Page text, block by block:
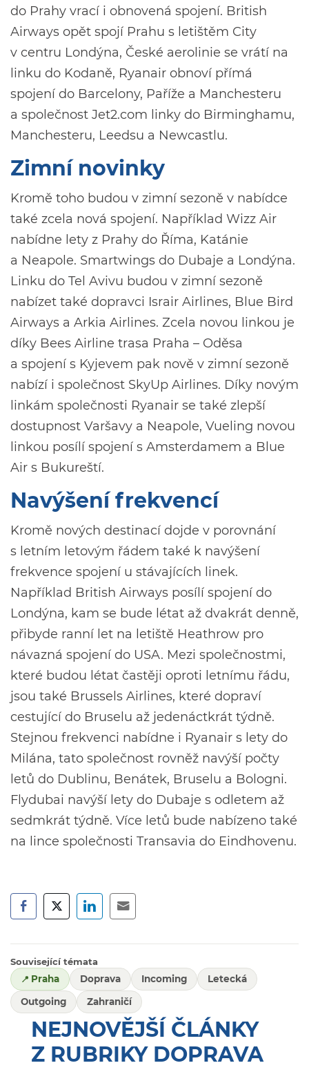
do Prahy vrací i obnovená spojení. British
Airways opět spojí Prahu s letištěm City
v centru Londýna, České aerolinie se vrátí na
linku do Kodaně, Ryanair obnoví přímá
spojení do Barcelony, Paříže a Manchesteru
a společnost Jet2.com linky do Birminghamu,
Manchesteru, Leedsu a Newcastlu.
Zimní novinky
Kromě toho budou v zimní sezoně v nabídce
také zcela nová spojení. Například Wizz Air
nabídne lety z Prahy do Říma, Katánie
a Neapole. Smartwings do Dubaje a Londýna.
Linku do Tel Avivu budou v zimní sezoně
nabízet také dopravci Israir Airlines, Blue Bird
Airways a Arkia Airlines. Zcela novou linkou je
díky Bees Airline trasa Praha – Oděsa
a spojení s Kyjevem pak nově v zimní sezoně
nabízí i společnost SkyUp Airlines. Díky novým
linkám společnosti Ryanair se také zlepší
dostupnost Varšavy a Neapole, Vueling novou
linkou posílí spojení s Amsterdamem a Blue
Air s Bukureští.
Navýšení frekvencí
Kromě nových destinací dojde v porovnání
s letním letovým řádem také k navýšení
frekvence spojení u stávajících linek.
Například British Airways posílí spojení do
Londýna, kam se bude létat až dvakrát denně,
přibyde ranní let na letiště Heathrow pro
návazná spojení do USA. Mezi společnostmi,
které budou létat častěji oproti letnímu řádu,
jsou také Brussels Airlines, které dopraví
cestující do Bruselu až jedenáctkrát týdně.
Stejnou frekvenci nabídne i Ryanair s lety do
Milána, tato společnost rovněž navýší počty
letů do Dublinu, Benátek, Bruselu a Bologni.
Flydubai navýší lety do Dubaje s odletem až
sedmkrát týdně. Více letů bude nabízeno také
na lince společnosti Transavia do Eindhovenu.
Související témata
Praha
Doprava Incoming Letecká
Outgoing Zahraničí
NEJNOVĚJŠÍ ČLÁNKY
Z RUBRIKY DOPRAVA